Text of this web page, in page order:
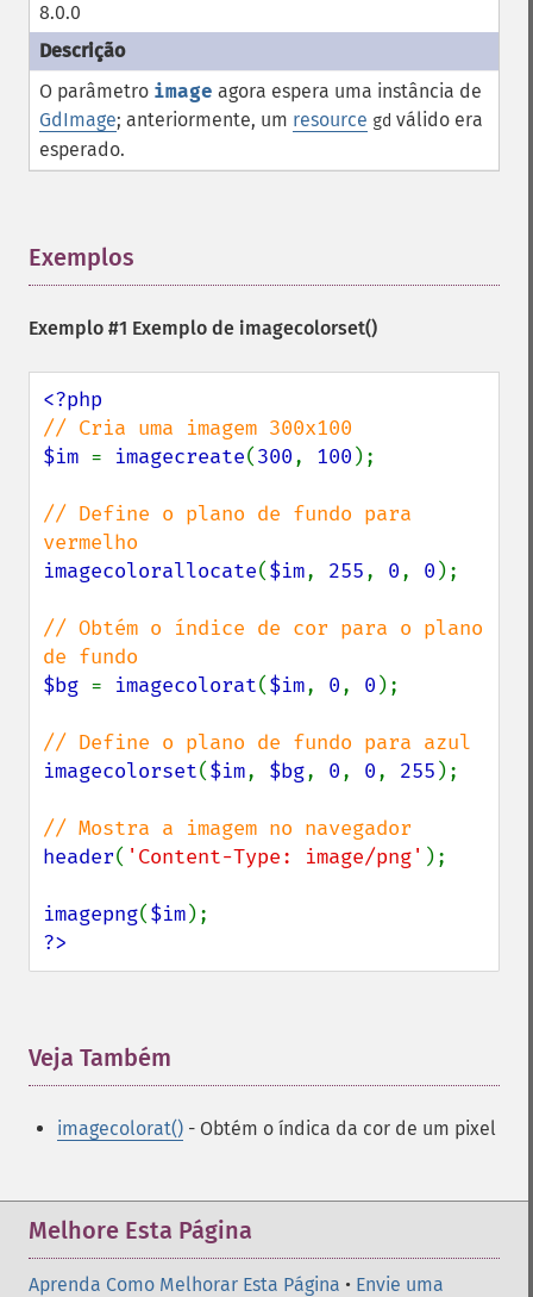
8.0.0
O parâmetro image agora espera uma instância de
GdImage; anteriormente, um resource gd válido era
esperado.
Exemplos
Exemplo #1 Exemplo de imagecolorset()
$im = imagecreate(300, 100 );
// Define o plano de fundo para
imagecolorallocate($im, 255, 0, 0 );
// Obtém o índice de cor para o plano
$bg = imagecolorat($im, 0, 0 );
imagecolorset($im, $bg, 0, 0, 255 );
header( 'Content-Type: image/png' );
imagepng($im
?>
Veja Também
imagecolorat() - Obtém o índica da cor de um pixel
Melhore Esta Página
Aprenda Como Melhorar Esta Página • Envie uma